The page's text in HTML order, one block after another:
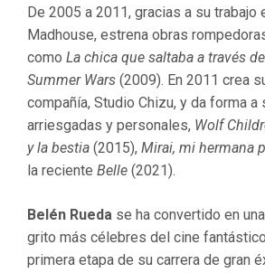
De 2005 a 2011, gracias a su trabajo
Madhouse, estrena obras
como La chica que saltaba a través
Summer Wars (2009). En 2011 crea
compañía, Studio Chizu, y da forma a
arriesgadas y personales, Wolf
y la bestia (2015), Mirai, mi hermana
la reciente Belle (2021).
Belén Rueda se ha convertido en
grito más célebres del cine
primera etapa de su carrera de gran